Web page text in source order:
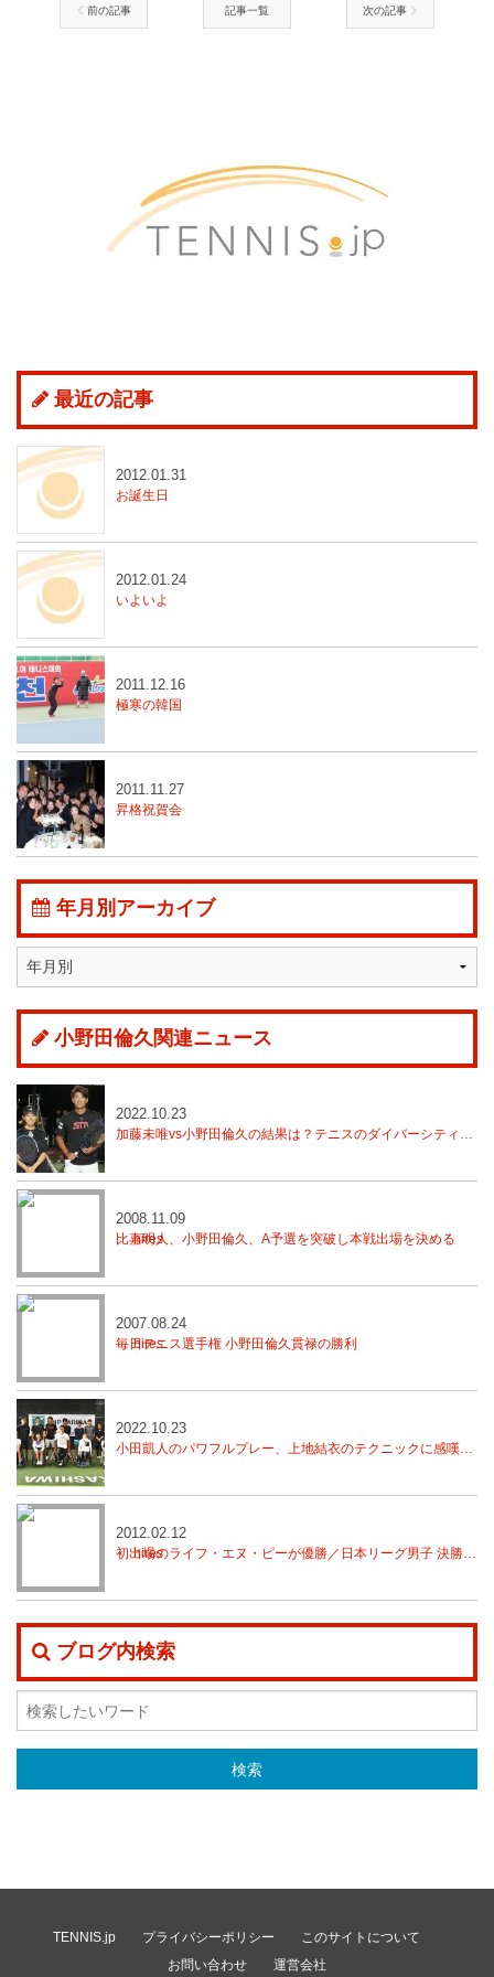
前の記事 記事一覧 次の記事
最近の記事
お誕生日
2012.01.31
いよいよ
2012.01.24
極寒の韓国
2011.12.16
昇格祝賀会
2011.11.27
年月別アーカイブ
小野田倫久関連ニュース
加藤未唯vs小野田倫久の結果は？テニスのダイバーシティを実現する「WJPチャレンジテニス」前編
2022.10.23
比嘉明人、小野田倫久、A予選を突破し本戦出場を決める
2008.11.09
毎日テニス選手権 小野田倫久貫禄の勝利
2007.08.24
小田凱人のパワフルプレー、上地結衣のテクニックに感嘆の声【WJPチャレンジテニス】後編
2022.10.23
初出場のライフ・エヌ・ピーが優勝／日本リーグ男子 決勝トーナメント
2012.02.12
ブログ内検索
TENNIS.jp プライバシーポリシー
このサイトについて
お問い合わせ
運営会社